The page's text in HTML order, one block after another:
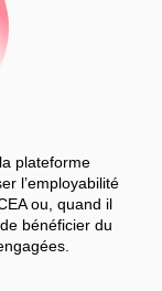
plateforme
l’employabilité
ou, quand il
bénéficier du